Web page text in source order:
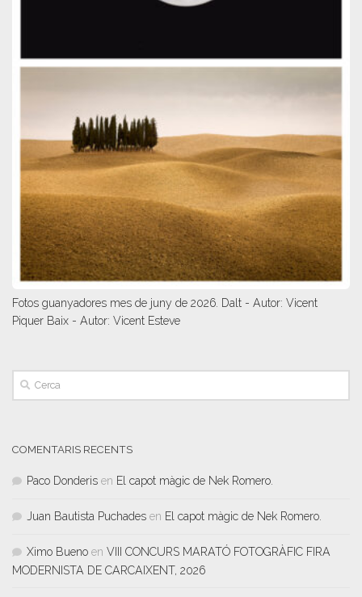
Fotos guanyadores mes de juny de 2026. Dalt - Autor: Vicent
Piquer Baix - Autor: Vicent Esteve
COMENTARIS RECENTS
Paco Donderis en El capot màgic de Nek Romero.
Juan Bautista Puchades en El capot màgic de Nek Romero.
Ximo Bueno en VIII CONCURS MARATÓ FOTOGRÀFIC FIRA
MODERNISTA DE CARCAIXENT, 2026